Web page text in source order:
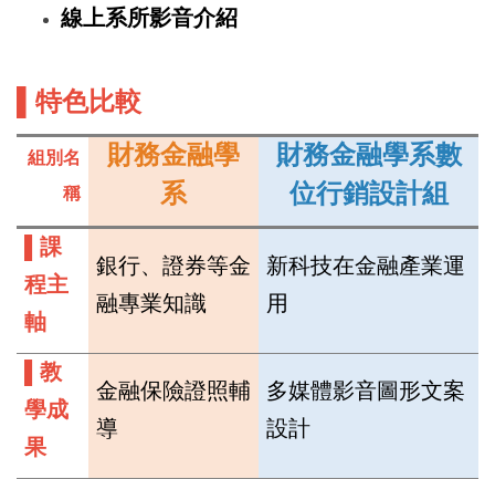
線上系所影音介紹
特色比較
組別名
稱
財務金融學
系
財務金融學系數
位行銷設計組
課
程主
軸
銀行、證券等金
融專業知識
新科技在金融產業運
用
教
學成
果
金融保險證照輔
導
多媒體影音圖形文案
設計